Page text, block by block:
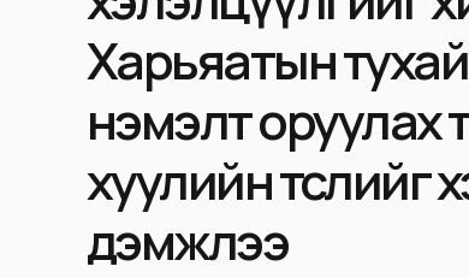
Харьяатын
нэмэлт оруулах
хуулийн төслийг
дэмжлээ